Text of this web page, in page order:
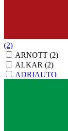
(2)
ARNOTT (2)
ALKAR (2)
ADRIAUTO